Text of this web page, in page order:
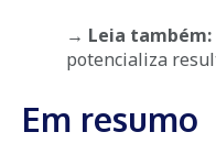
→ Leia também:
potencializa
Em resumo